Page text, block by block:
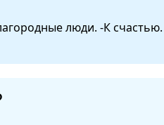
люди. -К счастью.